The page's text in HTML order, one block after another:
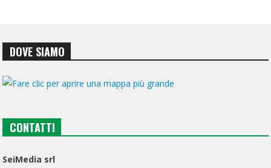
DOVE SIAMO
CONTATTI
SeiMedia srl